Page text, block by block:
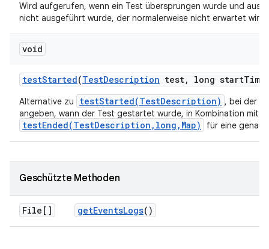
Wird aufgerufen, wenn ein Test übersprungen wurde und aus
nicht ausgeführt wurde, der normalerweise nicht erwartet wird.
void
testStarted(TestDescription test, long start
Alternative zu testStarted(TestDescription) , bei der
angeben, wann der Test gestartet wurde, in Kombination mit
testEnded(TestDescription,long,Map) für eine
Geschützte Methoden
File[] getEventsLogs()